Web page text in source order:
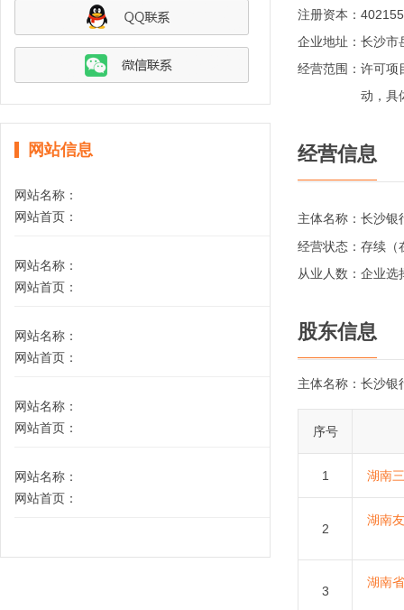
网站信息
网站名称：
网站首页：
网站名称：
网站首页：
网站名称：
网站首页：
网站名称：
网站首页：
网站名称：
网站首页：
注册资本：
企业地址： 长沙市
经营范围： 许可项
动，具
经营信息
主体名称： 长沙银
经营状态： 存续（
从业人数： 企业选
股东信息
主体名称： 长沙银
序号
1 湖南
2
湖南
3
湖南